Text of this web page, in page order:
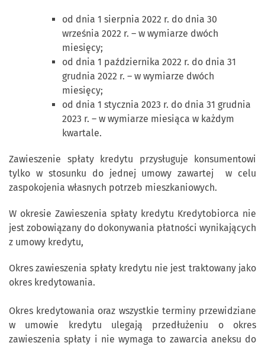
od dnia 1 sierpnia 2022 r. do dnia 30
września 2022 r. – w wymiarze dwóch
miesięcy;
od dnia 1 października 2022 r. do dnia 31
grudnia 2022 r. – w wymiarze dwóch
miesięcy;
od dnia 1 stycznia 2023 r. do dnia 31 grudnia
2023 r. – w wymiarze miesiąca w każdym
kwartale.
Zawieszenie spłaty kredytu przysługuje konsumentowi
tylko w stosunku do jednej umowy zawartej w celu
zaspokojenia własnych potrzeb mieszkaniowych.
W okresie Zawieszenia spłaty kredytu Kredytobiorca nie
jest zobowiązany do dokonywania płatności wynikających
z umowy kredytu,
Okres zawieszenia spłaty kredytu nie jest traktowany jako
okres kredytowania.
Okres kredytowania oraz wszystkie terminy przewidziane
w umowie kredytu ulegają przedłużeniu o okres
zawieszenia spłaty i nie wymaga to zawarcia aneksu do